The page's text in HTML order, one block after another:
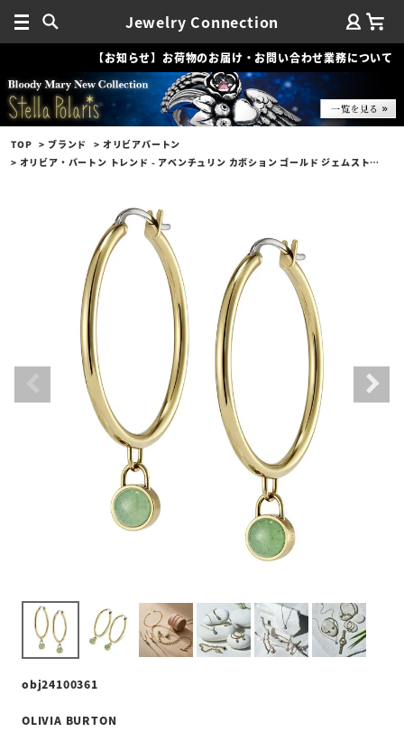
Jewelry Connection
【お知らせ】お荷物のお届け・お問い合わせ業務について
TOP ブランド
オリビアバートン
オリビア・バートン トレンド - アベンチュリン カボション ゴールド ジェムストーン フープ ピアス
obj24100361
OLIVIA BURTON